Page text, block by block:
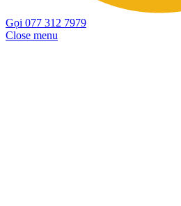
Gọi 077 312 7979
Close menu